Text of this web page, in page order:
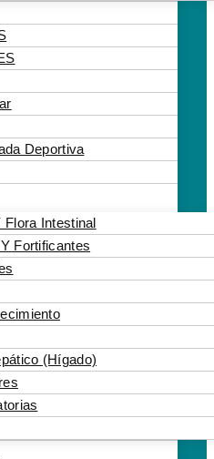
Deportiva
Flora Intestinal
Fortificantes
(hígado)